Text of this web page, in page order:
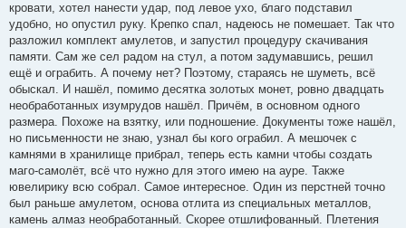
кровати, хотел нанести удар, под левое ухо, благо подставил
удобно, но опустил руку. Крепко спал, надеюсь не помешает. Так что
разложил комплект амулетов, и запустил процедуру скачивания
памяти. Сам же сел радом на стул, а потом задумавшись, решил
ещё и ограбить. А почему нет? Поэтому, стараясь не шуметь, всё
обыскал. И нашёл, помимо десятка золотых монет, ровно двадцать
необработанных изумрудов нашёл. Причём, в основном одного
размера. Похоже на взятку, или подношение. Документы тоже нашёл,
но письменности не знаю, узнал бы кого ограбил. А мешочек с
камнями в хранилище прибрал, теперь есть камни чтобы создать
маго-самолёт, всё что нужно для этого имею на ауре. Также
ювелирику всю собрал. Самое интересное. Один из перстней точно
был раньше амулетом, основа отлита из специальных металлов,
камень алмаз необработанный. Скорее отшлифованный. Плетения